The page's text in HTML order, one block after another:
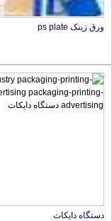
ورق زینک ps plate
دستگاه دایکات